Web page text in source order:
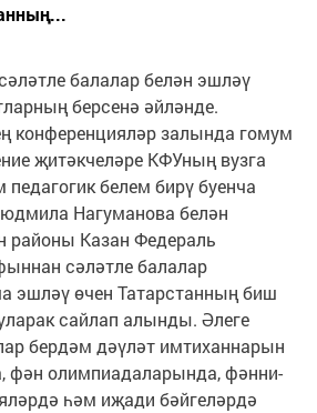
балалар белән эшләү
берсенә әйләнде.
конференцияләр залында гомум
җитәкчеләре КФУның вузга
белем бирү буенча
Нагуманова белән
Казан Федераль
сәләтле балалар
эшләү өчен Татарстанның биш
сайлап алынды. Әлеге
бердәм дәүләт имтиханнарын
олимпиадаларында, фәнни-
һәм иҗади бәйгеләрдә